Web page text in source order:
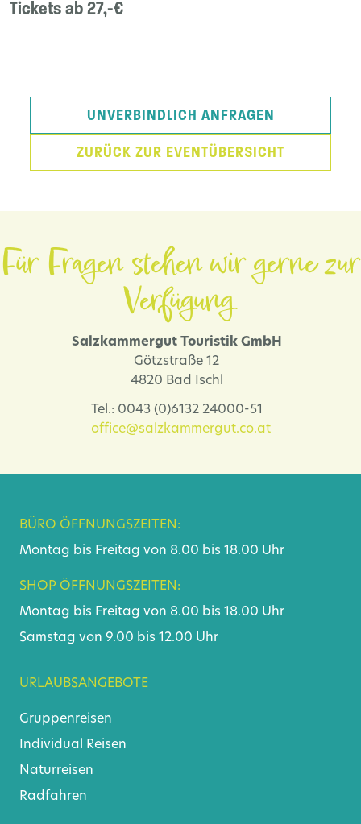
Tickets ab 27,-€
UNVERBINDLICH ANFRAGEN
ZURÜCK ZUR EVENTÜBERSICHT
Für Fragen stehen wir gerne zur
Verfügung.
Salzkammergut Touristik GmbH
Götzstraße 12
4820 Bad Ischl
Tel.: 0043 (0)6132 24000-51
office@salzkammergut.co.at
BÜRO ÖFFNUNGSZEITEN:
Montag bis Freitag von 8.00 bis 18.00 Uhr
SHOP ÖFFNUNGSZEITEN:
Montag bis Freitag von 8.00 bis 18.00 Uhr
Samstag von 9.00 bis 12.00 Uhr
URLAUBSANGEBOTE
Gruppenreisen
Individual Reisen
Naturreisen
Radfahren